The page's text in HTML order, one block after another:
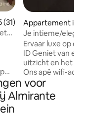
beoordeling
(31)
Appartement in
Je intieme/
Ervaar luxe op de
ID Geniet van
uitzicht en het
Ons apê wifi-
met magnetisch
kledingkast, tv
(zuiveraar,
voor
Almirante